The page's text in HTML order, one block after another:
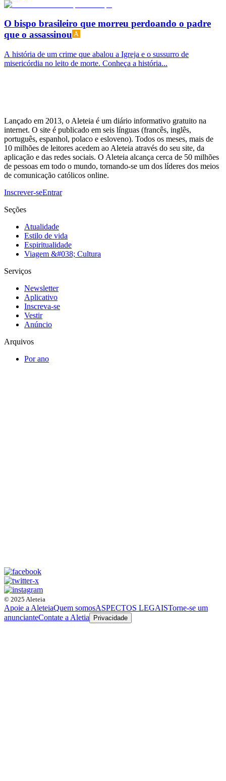
O bispo brasileiro que morreu perdoando o padre
que o assassinou
A história de um crime que abalou a Igreja e o sussurro de
misericórdia no leito de morte. Conheça a história...
Lançado em 2013, o Aleteia é um diário informativo gratuito na
internet. O site é publicado em seis línguas (francês, inglês,
português, espanhol, polaco e esloveno). Todos os meses, mais de
10 milhões de leitores acedem ao Aleteia através do seu site, da
aplicação e das redes sociais. O Aleteia alcança cerca de 50 milhões
de pessoas em todo o mundo, tornando-se um dos líderes dos meios
de comunicação católicos online.
Inscrever-seEntrar
Seções
Atualidade
Estilo de vida
Espiritualidade
Viagem &#038; Cultura
Serviços
Newsletter
Aplicativo
Inscreva-se
Vestir
Anúncio
Arquivos
Por ano
© 2025 Aleteia
Apoie a AleteiaQuem somosASPECTOS LEGAISTorne-se um
anuncianteContate a Aletia Privacidade